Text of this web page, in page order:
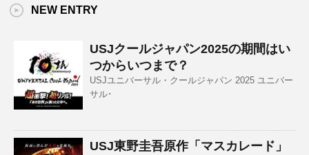
NEW ENTRY
USJクールジャパン2025の期間はい
つからいつまで？
USJユニバーサル・クールジャパン 2025 ユニバー
サル･
USJ東野圭吾原作「マスカレード」